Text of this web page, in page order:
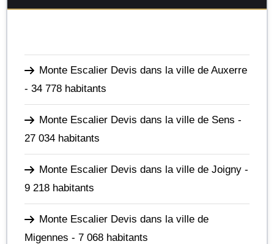
Monte Escalier Devis dans la ville de Auxerre
- 34 778 habitants
Monte Escalier Devis dans la ville de Sens -
27 034 habitants
Monte Escalier Devis dans la ville de Joigny -
9 218 habitants
Monte Escalier Devis dans la ville de
Migennes - 7 068 habitants